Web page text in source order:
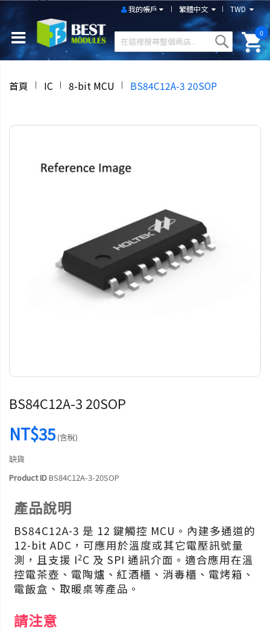
TWD
繁體中文
我的帳戶
0
首頁 IC 8-bit MCU BS84C12A-3 20SOP
BS84C12A-3 20SOP
NT$35(含稅)
缺貨
Product IDBS84C12A-3-20SOP
產品說明
BS84C12A-3 是 12 鍵觸控 MCU。內建多通道的
12-bit ADC，可應用於溫度或其它電壓訊號量
測，且支援 I2C 及 SPI 通訊介面。適合應用在溫
控電茶壺、電陶爐、紅酒櫃、消毒櫃、電烤箱、
電飯盒、取暖桌等產品。
請注意